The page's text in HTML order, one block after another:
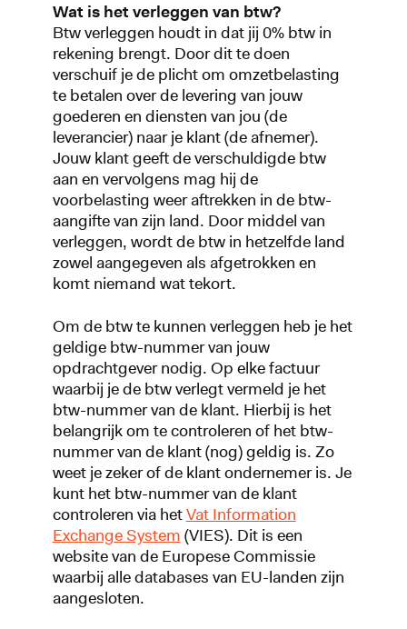
Wat is het verleggen van btw?
Btw verleggen houdt in dat jij 0% btw in
rekening brengt. Door dit te doen
verschuif je de plicht om omzetbelasting
te betalen over de levering van jouw
goederen en diensten van jou (de
leverancier) naar je klant (de afnemer).
Jouw klant geeft de verschuldigde btw
aan en vervolgens mag hij de
voorbelasting weer aftrekken in de btw-
aangifte van zijn land. Door middel van
verleggen, wordt de btw in hetzelfde land
zowel aangegeven als afgetrokken en
komt niemand wat tekort.
Om de btw te kunnen verleggen heb je het
geldige btw-nummer van jouw
opdrachtgever nodig. Op elke factuur
waarbij je de btw verlegt vermeld je het
btw-nummer van de klant. Hierbij is het
belangrijk om te controleren of het btw-
nummer van de klant (nog) geldig is. Zo
weet je zeker of de klant ondernemer is. Je
kunt het btw-nummer van de klant
controleren via hetVat Information
Exchange System (VIES). Dit is een
website van de Europese Commissie
waarbij alle databases van EU-landen zijn
aangesloten.